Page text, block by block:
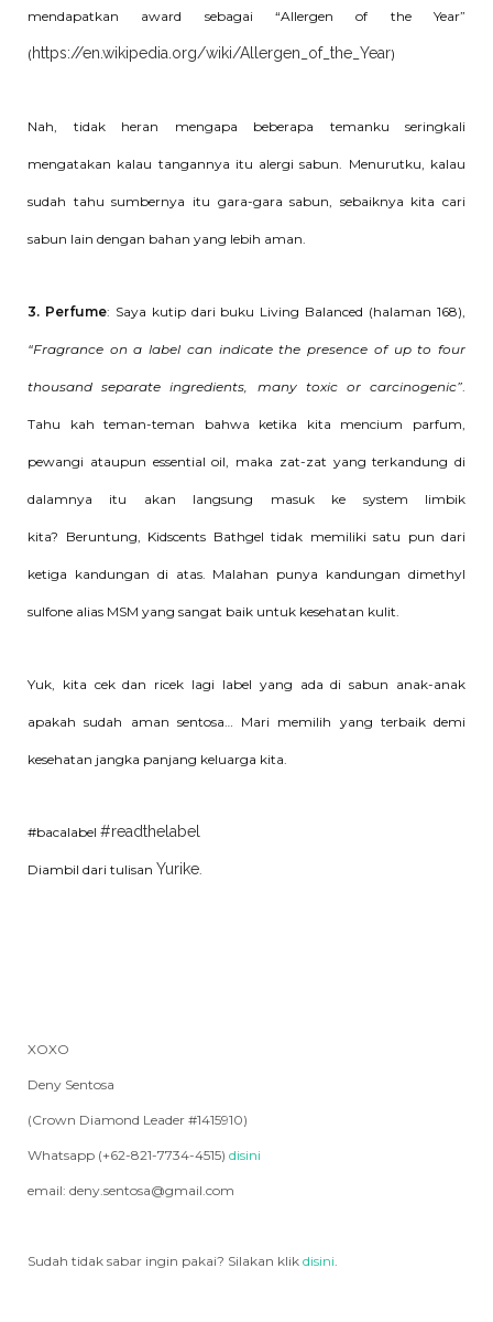
mendapatkan award sebagai “Allergen of the Year”
( https://en.wikipedia.org/wiki/Allergen_of_the_Year)
Nah, tidak heran mengapa beberapa temanku seringkali
mengatakan kalau tangannya itu alergi sabun. Menurutku, kalau
sudah tahu sumbernya itu gara-gara sabun, sebaiknya kita cari
sabun lain dengan bahan yang lebih aman.
3. Perfume: Saya kutip dari buku Living Balanced (halaman 168),
“Fragrance on a label can indicate the presence of up to four
thousand separate ingredients, many toxic or carcinogenic”.
Tahu kah teman-teman bahwa ketika kita mencium parfum,
pewangi ataupun essential oil, maka zat-zat yang terkandung di
dalamnya itu akan langsung masuk ke system limbik
kita? Beruntung, Kidscents Bathgel tidak memiliki satu pun dari
ketiga kandungan di atas. Malahan punya kandungan dimethyl
sulfone alias MSM yang sangat baik untuk kesehatan kulit.
Yuk, kita cek dan ricek lagi label yang ada di sabun anak-anak
apakah sudah aman sentosa… Mari memilih yang terbaik demi
kesehatan jangka panjang keluarga kita.
#bacalabel #readthelabel
Diambil dari tulisan Yurike.
XOXO
Deny Sentosa
(Crown Diamond Leader #1415910)
Whatsapp (+62-821-7734-4515) disini
email: deny.sentosa@gmail.com
Sudah tidak sabar ingin pakai? Silakan klik disini.